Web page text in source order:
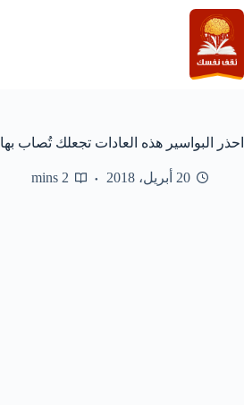
التجاوز
إلى
المحتوى
احذر البواسير هذه العادات تجعلك تُصاب بها
20 أبريل، 2018 2 mins